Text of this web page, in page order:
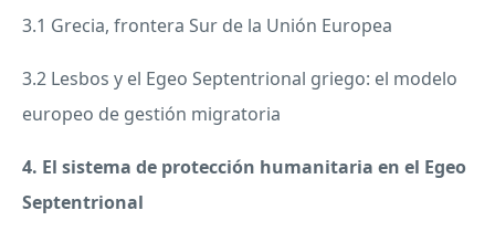
3.1 Grecia, frontera Sur de la Unión Europea
3.2 Lesbos y el Egeo Septentrional griego: el modelo
europeo de gestión migratoria
4. El sistema de protección humanitaria en el Egeo
Septentrional